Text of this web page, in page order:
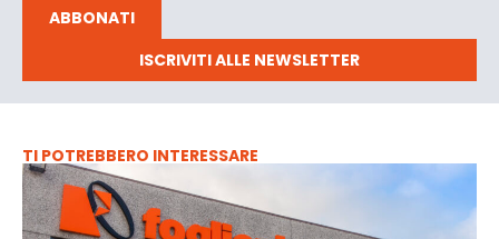
ABBONATI
ISCRIVITI ALLE NEWSLETTER
TI POTREBBERO INTERESSARE